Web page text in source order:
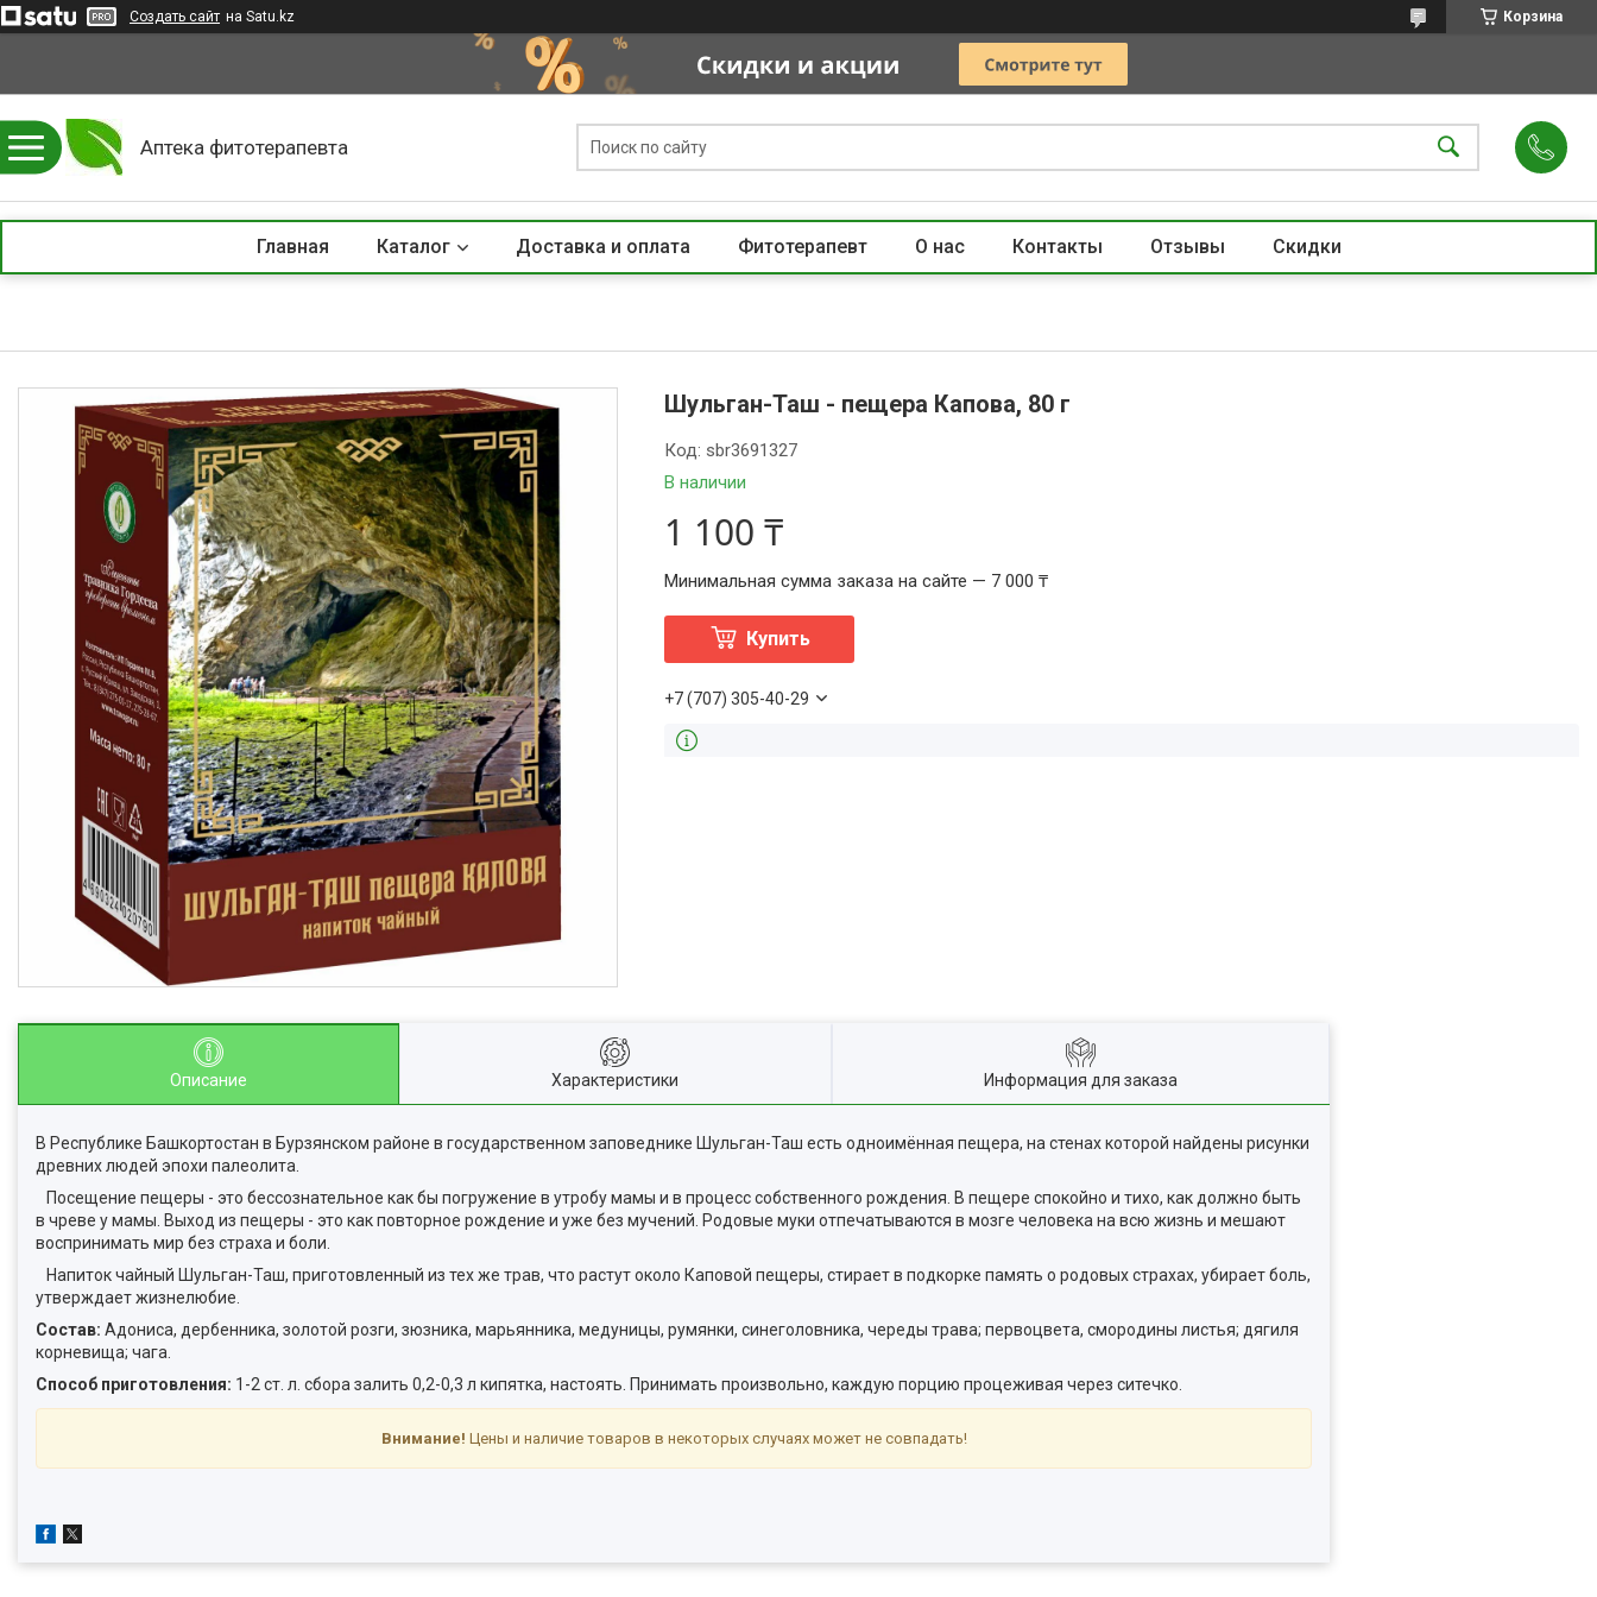
Создать сайт на Satu.kz Корзина
Аптека фитотерапевта
Главная Каталог Доставка и оплата Фитотерапевт О нас Контакты Отзывы Скидки
Шульган-Таш - пещера Капова, 80 г
В наличии
Код: sbr3691327
1 100 ₸
Минимальная сумма заказа на сайте — 7 000 ₸
Купить
+7 (707) 305-40-29
Описание Характеристики Информация для заказа
В Республике Башкортостан в Бурзянском районе в государственном заповеднике Шульган-Таш есть одноимённая пещера, на стенах которой найдены рисунки
древних людей эпохи палеолита.
Посещение пещеры - это бессознательное как бы погружение в утробу мамы и в процесс собственного рождения. В пещере спокойно и тихо, как должно быть
в чреве у мамы. Выход из пещеры - это как повторное рождение и уже без мучений. Родовые муки отпечатываются в мозге человека на всю жизнь и мешают
воспринимать мир без страха и боли.
Напиток чайный Шульган-Таш, приготовленный из тех же трав, что растут около Каповой пещеры, стирает в подкорке память о родовых страхах, убирает боль,
утверждает жизнелюбие.
Состав: Адониса, дербенника, золотой розги, зюзника, марьянника, медуницы, румянки, синеголовника, череды трава; первоцвета, смородины листья; дягиля
корневища; чага.
Способ приготовления: 1-2 ст. л. сбора залить 0,2-0,3 л кипятка, настоять. Принимать произвольно, каждую порцию процеживая через ситечко.
Внимание! Цены и наличие товаров в некоторых случаях может не совпадать!